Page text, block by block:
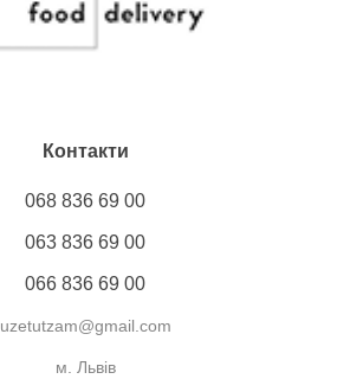
Контакти
068 836 69 00
063 836 69 00
066 836 69 00
uzetutzam@gmail.com
м. Львів